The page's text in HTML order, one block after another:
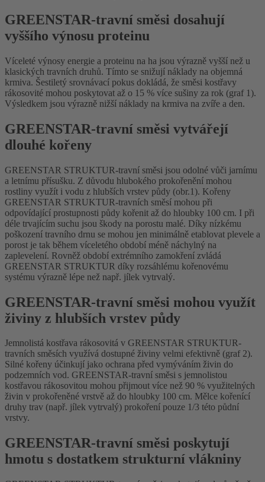
GREENSTAR-travní směsi dosahují
vyššího výnosu proteinu
Víceleté výnosy energie a proteinu na ha jsou výrazně vyšší než u
klasických travních druhů. Tímto se snižují náklady na objemná
krmiva. Šestiletý srovnávací pokus dokládá, že směsi kostřavy
rákosovité mohou poskytovat až o 15 % více sušiny za rok (graf 1).
Výsledkem jsou výrazně nižší náklady na krmiva na zvíře a den.
GREENSTAR-travní směsi vytvářejí
dlouhé kořeny
GREENSTAR STRUKTUR-travní směsi jsou odolné vůči jarnímu
a letnímu přísušku. Z důvodu hlubokého prokořenění mohou
rostliny využít i vodu z hlubších vrstev půdy (obr.1). Kořeny
GREENSTAR STRUKTUR-travních směsí mohou při
odpovídající prostupnosti půdy kořenit až do hloubky 100 cm. I při
déle trvajícím suchu jsou škody na porostu malé. Díky nízkému
poškození travního drnu se mohou jen minimálně etablovat plevele a
porost je tak během víceletého období méně náchylný na
zaplevelení. Rovněž období extrémního zamokření zvládá
GREENSTAR STRUKTUR díky rozsáhlému kořenovému
systému výrazně lépe než např. jílek vytrvalý.
GREENSTAR-travní směsi mohou využít
živiny z hlubších vrstev půdy
Jemnolistá kostřava rákosovitá v GREENSTAR STRUKTUR-
travních směsích využívá dostupné živiny velmi efektivně (graf 2).
Silné kořeny účinkují jako ochrana před vymýváním živin do
podzemních vod. GREENSTAR-travní směsi s jemnolistou
kostřavou rákosovitou mohou přijmout více než 90 % využitelných
živin v prokořeněné vrstvě až do hloubky 100 cm. Mělce kořenící
druhy trav (např. jílek vytrvalý) prokoření pouze 1/3 této půdní
vrstvy.
GREENSTAR-travní směsi poskytují
hmotu s dostatkem strukturní vlákniny